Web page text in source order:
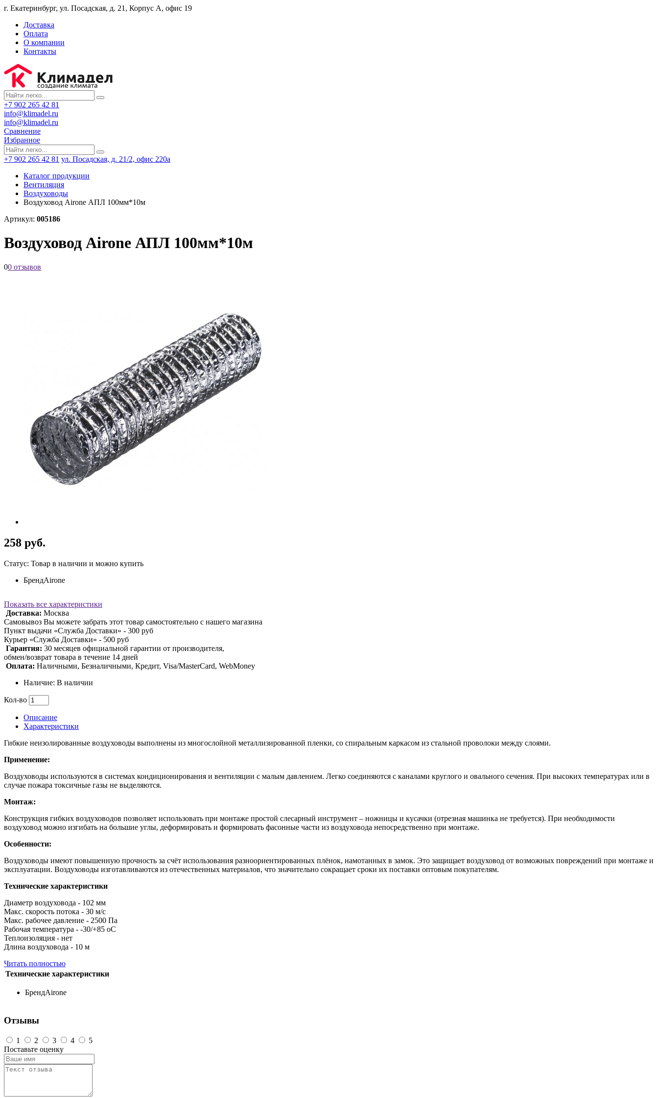
г. Екатеринбург, ул. Посадская, д. 21, Корпус А, офис 19
Доставка
Оплата
О компании
Контакты
+7 902 265 42 81
info@klimadel.ru
info@klimadel.ru
Сравнение
Избранное
+7 902 265 42 81 ул. Посадская, д. 21/2, офис 220а
Каталог продукции
Вентиляция
Воздуховоды
Воздуховод Airone АПЛ 100мм*10м
Артикул: 005186
Воздуховод Airone АПЛ 100мм*10м
00 отзывов
258 руб.
Статус: Товар в наличии и можно купить
БрендAirone
Показать все характеристики
Доставка: Москва
Самовывоз Вы можете забрать этот товар самостоятельно с нашего магазина
Пункт выдачи «Служба Доставки» - 300 руб
Курьер «Служба Доставки» - 500 руб
Гарантия: 30 месяцев официальной гарантии от производителя,
обмен/возврат товара в течение 14 дней
Оплата: Наличными, Безналичными, Кредит, Visa/MasterCard, WebMoney
Наличие: В наличии
Кол-во
Описание
Характеристики
Гибкие неизолированные воздуховоды выполнены из многослойной металлизированной пленки, со спиральным каркасом из стальной проволоки между слоями.
Применение:
Воздуховоды используются в системах кондиционирования и вентиляции с малым давлением. Легко соединяются с каналами круглого и овального сечения. При высоких температурах или в
случае пожара токсичные газы не выделяются.
Монтаж:
Конструкция гибких воздуховодов позволяет использовать при монтаже простой слесарный инструмент – ножницы и кусачки (отрезная машинка не требуется). При необходимости
воздуховод можно изгибать на большие углы, деформировать и формировать фасонные части из воздуховода непосредственно при монтаже.
Особенности:
Воздуховоды имеют повышенную прочность за счёт использования разноориентированных плёнок, намотанных в замок. Это защищает воздуховод от возможных повреждений при монтаже и
эксплуатации. Воздуховоды изготавливаются из отечественных материалов, что значительно сокращает сроки их поставки оптовым покупателям.
Технические характеристики
Диаметр воздуховода - 102 мм
Макс. скорость потока - 30 м/с
Макс. рабочее давление - 2500 Па
Рабочая температура - -30/+85 оС
Теплоизоляция - нет
Длина воздуховода - 10 м
Читать полностью
Технические характеристики
БрендAirone
Отзывы
1 2 3 4
5
Поставьте оценку